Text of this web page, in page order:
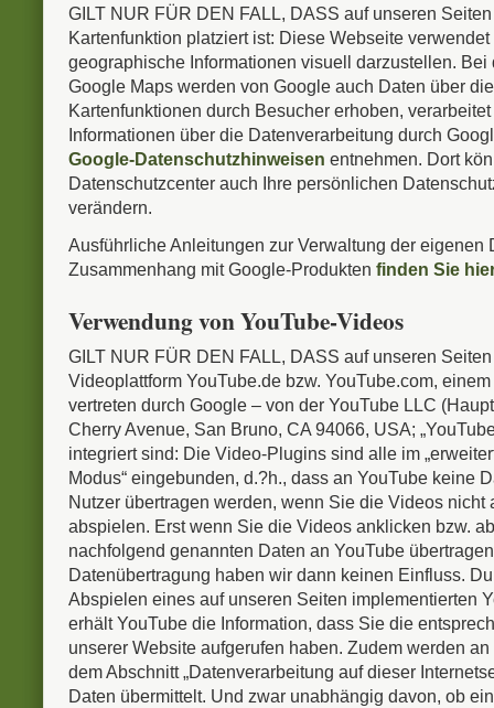
GILT NUR FÜR DEN FALL, DASS auf unseren
Kartenfunktion platziert ist: Diese Webseite
geographische Informationen visuell darzustellen. Bei
Google Maps werden von Google auch Daten über
Kartenfunktionen durch Besucher erhoben,
Informationen über die Datenverarbeitung durch
Google-Datenschutzhinweisen entnehmen. Dort
Datenschutzcenter auch Ihre persönlichen
verändern.
Ausführliche Anleitungen zur Verwaltung der eigenen
Zusammenhang mit Google-Produkten finden Sie
Verwendung von YouTube-Videos
GILT NUR FÜR DEN FALL, DASS auf unseren
Videoplattform YouTube.de bzw. YouTube.com,
vertreten durch Google – von der YouTube LLC
Cherry Avenue, San Bruno, CA 94066, USA;
integriert sind: Die Video-Plugins sind alle im
Modus“ eingebunden, d.?h., dass an YouTube keine
Nutzer übertragen werden, wenn Sie die Videos nicht
abspielen. Erst wenn Sie die Videos anklicken bzw.
nachfolgend genannten Daten an YouTube
Datenübertragung haben wir dann keinen Einfluss.
Abspielen eines auf unseren Seiten implementierten
erhält YouTube die Information, dass Sie die
unserer Website aufgerufen haben. Zudem werden
dem Abschnitt „Datenverarbeitung auf dieser
Daten übermittelt. Und zwar unabhängig davon, ob